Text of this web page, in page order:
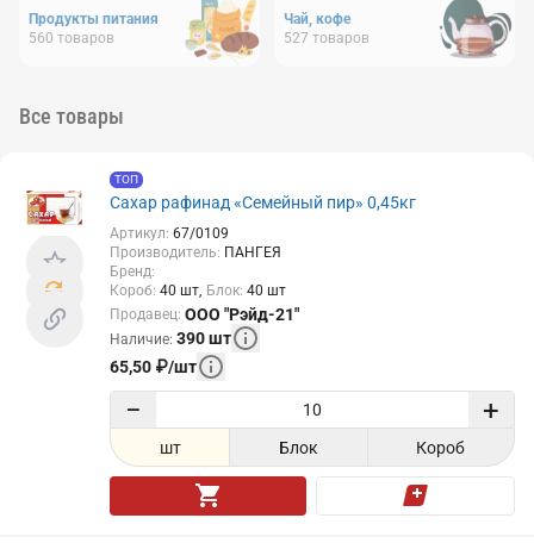
Продукты питания
560 товаров
Чай, кофе
527 товаров
Все товары
ТОП
Сахар рафинад «Семейный пир» 0,45кг
Артикул: 67/0109
Производитель: ПАНГЕЯ
Бренд:
Короб: 40 шт Блок: 40 шт
Продавец: ООО "Рэйд-21"
Наличие: 390шт
65,50 ₽/шт
− +
шт Блок Короб